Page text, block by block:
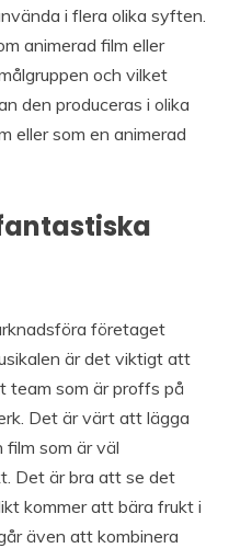
i flera olika syften.
animerad film eller
och vilket
den produceras i olika
eller som en animerad
företaget
är det viktigt att
team som är proffs på
Det är värt att lägga
som är väl
Det är bra att se det
kommer att bära frukt i
även att kombinera